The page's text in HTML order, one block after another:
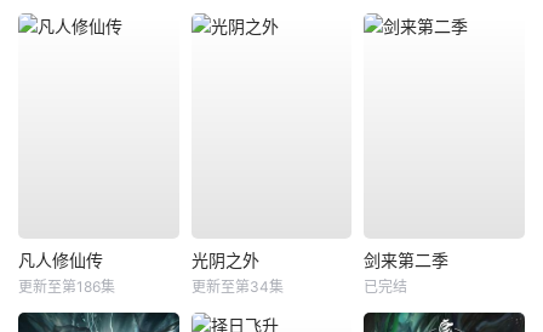
凡人修仙传
更新至第186集
光阴之外
更新至第34集
剑来第二季
已完结